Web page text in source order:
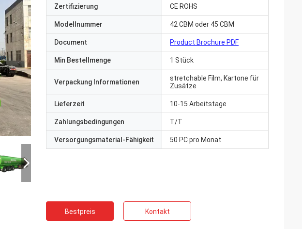
Zertifizierung CE ROHS
Modellnummer 42 CBM oder 45 CBM
Document Product Brochure PDF
Min Bestellmenge 1 Stück
Verpackung Informationen
stretchable Film, Kartone für
Zusätze
Lieferzeit 10-15 Arbeitstage
Zahlungsbedingungen T/T
Versorgungsmaterial-Fähigkeit 50 PC pro Monat
Bestpreis Kontakt